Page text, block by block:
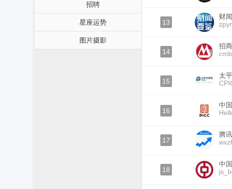
招聘
星座运势
图片摄影
13
财
14
招
15
太
16
中
17
腾
18
中